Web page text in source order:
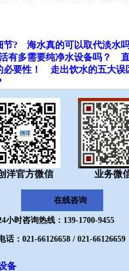
节? 海水真的可以取代淡水
有多需要纯净水设备吗？
要性！
走出饮水的五大
洋官方微信 业务微
在线咨询
小时咨询热线：139-1700-9455
话：021-66126658 / 021-66126659
备